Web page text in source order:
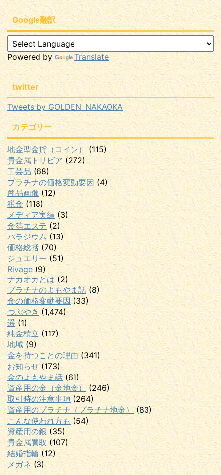
Google翻訳
Powered by Translate
twitter
Tweets by GOLDEN_NAKAOKA
カテゴリー
地金型金貨（コイン）
(115)
貴金属トリビア (272)
工芸品 (68)
プラチナの価格変動要因 (4)
商品画像 (12)
税金 (118)
メディア実績(3)
金箔エステ (2)
パラジウム(13)
価格総括 (70)
ジュエリー(51)
Rivage (9)
ナカオカとは (2)
プラチナのよもやま話 (8)
金の価格変動要因(33)
つぶやき (1,474)
遥(1)
純金積立 (117)
地域 (9)
金を持つことの理由 (341)
お知らせ(173)
金のよもやま話(61)
資産用の金（金地金）
(246)
取引時の注意事項 (264)
資産用のプラチナ（プラチナ地金） (83)
こんな使われ方も (54)
資産用の銀 (35)
貴金属買取 (107)
結婚指輪 (12)
メガネ (3)